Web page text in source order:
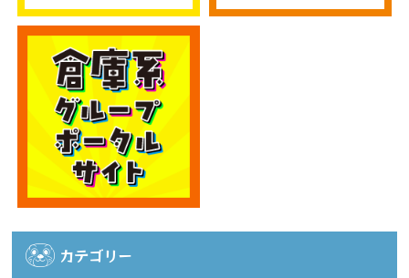
カテゴリー